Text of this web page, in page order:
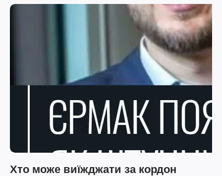
Хто може виїжджати за кордон